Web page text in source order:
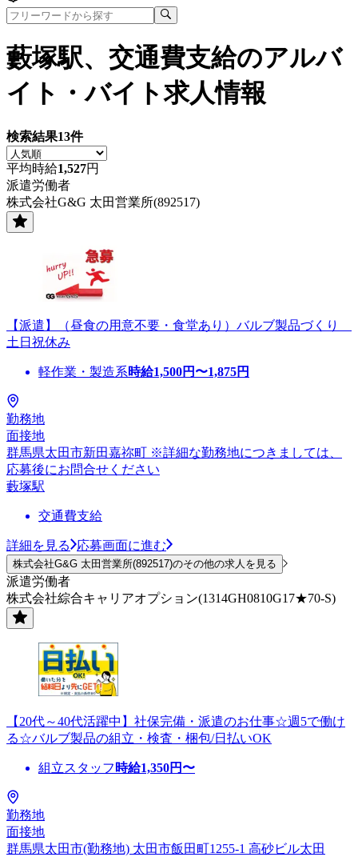
藪塚駅、交通費支給のアルバ
イト・バイト求人情報
検索結果13件
平均時給1,527円
派遣労働者
株式会社G&G 太田営業所(892517)
【派遣】（昼食の用意不要・食堂あり）バルブ製品づくり
土日祝休み
軽作業・製造系時給1,500円〜1,875円
勤務地
面接地
群馬県太田市新田嘉祢町 ※詳細な勤務地につきましては、
応募後にお問合せください
藪塚駅
交通費支給
詳細を見る 応募画面に進む
株式会社G&G 太田営業所(892517)のその他の求人を見る
派遣労働者
株式会社綜合キャリアオプション(1314GH0810G17★70-S)
【20代～40代活躍中】社保完備・派遣のお仕事☆週5で働け
る☆バルブ製品の組立・検査・梱包/日払いOK
組立スタッフ 時給1,350円〜
勤務地
面接地
群馬県太田市(勤務地) 太田市飯田町1255-1 高砂ビル太田